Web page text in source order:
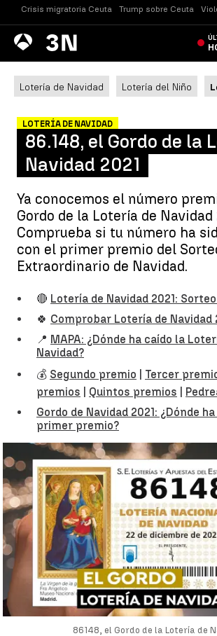
Crisis migratoria Ceuta Trump sobre Ceuta
Antena
3 Noticias
Lotería de Navidad Lotería del Niño
LOTERÍA DE NAVIDAD
86.148, el Gordo de la
Navidad 2021
Ya conocemos el número
Gordo de la Lotería de Navidad
Comprueba si tu número ha
con el primer premio del
Extraordinario de Navidad.
🔴 Lotería de Navidad 2021:
🍀 Comprobar Lotería de Navidad
📍 MAPA: ¿Dónde ha caído la
Navidad?
💰 Segundo premio Tercer
premios
Quintos premios
Gordo de Navidad 2021: ¿Dónde
primer premio?
86148, el Gordo de la Lotería de